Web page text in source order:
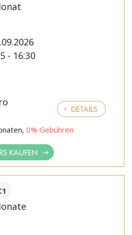
- 16:30
0% Gebühren
DETAILS
KAUFEN